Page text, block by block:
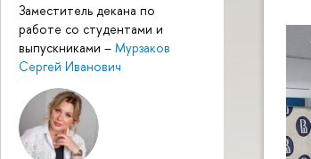
Заместитель декана по
работе со студентами и
выпускниками – Мурзаков
Сергей Иванович